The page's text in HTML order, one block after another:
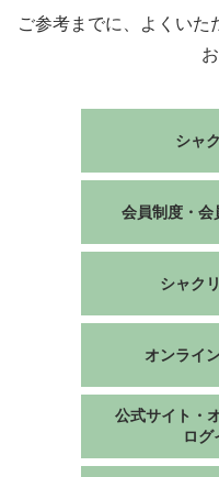
ご参考までに、よくいた
シャ
会員制度・会
シャク
オンライ
公式サイト・
ログ